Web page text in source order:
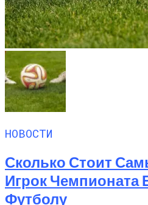
НОВОСТИ
Сколько Стоит
Игрок Чемпионата
Футболу